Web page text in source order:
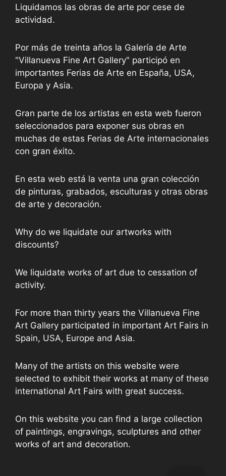
Liquidamos las obras de arte por cese de
actividad.
Por más de treinta años la Galería de Arte
"Villanueva Fine Art Gallery" participó en
importantes Ferias de Arte en España, USA,
Europa y Asia.
Gran parte de los artistas en esta web fueron
seleccionados para exponer sus obras en
muchas de estas Ferias de Arte internacionales
con gran éxito.
En esta web está la venta una gran colección
de pinturas, grabados, esculturas y otras obras
de arte y decoración.
Why do we liquidate our artworks with
discounts?
We liquidate works of art due to cessation of
activity.
For more than thirty years the Villanueva Fine
Art Gallery participated in important Art Fairs in
Spain, USA, Europe and Asia.
Many of the artists on this website were
selected to exhibit their works at many of these
international Art Fairs with great success.
On this website you can find a large collection
of paintings, engravings, sculptures and other
works of art and decoration.